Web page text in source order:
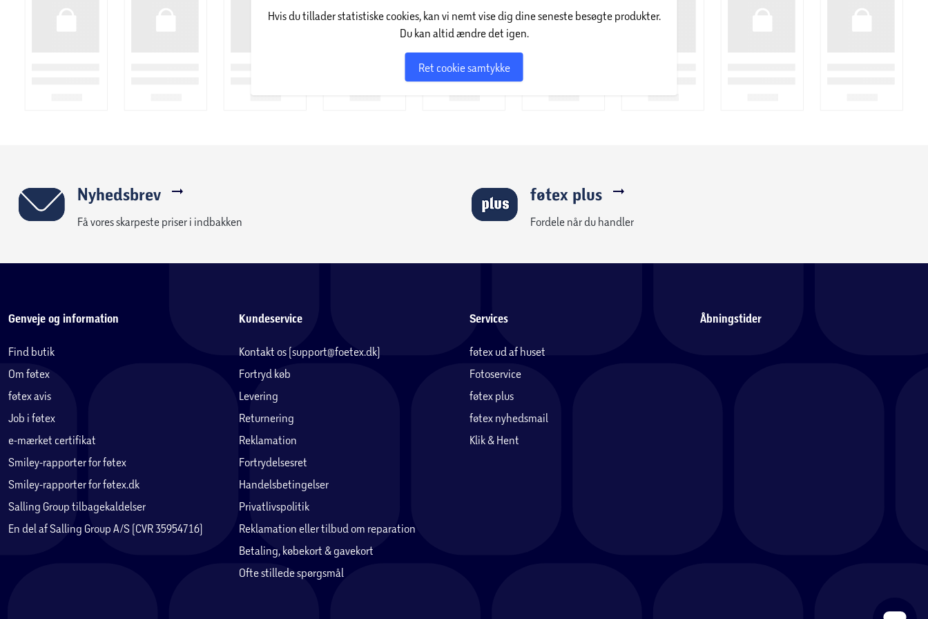
Hvis du tillader statistiske cookies, kan vi nemt vise dig dine seneste besøgte produkter.
Du kan altid ændre det igen.
Ret cookie samtykke
Nyhedsbrev
Få vores skarpeste priser i indbakken
føtex plus
Fordele når du handler
Genveje og information
Find butik
Om føtex
føtex avis
Job i føtex
e-mærket certifikat
Smiley-rapporter for føtex
Smiley-rapporter for føtex.dk
Salling Group tilbagekaldelser
En del af Salling Group A/S (CVR 35954716)
Kundeservice
Kontakt os (support@foetex.dk)
Fortryd køb
Levering
Returnering
Reklamation
Fortrydelsesret
Handelsbetingelser
Privatlivspolitik
Reklamation eller tilbud om reparation
Betaling, købekort & gavekort
Ofte stillede spørgsmål
Services
føtex ud af huset
Fotoservice
føtex plus
føtex nyhedsmail
Klik & Hent
Åbningstider